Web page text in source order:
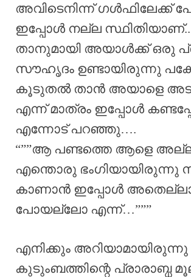
അവിടെനിന്ന് ഗൾഫിലേക്ക്
ഇപ്പോൾ നല്ല
താനുമായി അയാൾക്ക് ഒരു
സൗഹൃദം ഉണ്ടായിരുന്നു
കൂടുതൽ താൻ അയാളെ
എന്ന് മാത്രം ഇപ്പോൾ
എന്നോട് പറഞ്ഞു….
“””ആ പണ്ടത്തെ ആളെ
എന്തൊരു ഭംഗിയായിരുന്നു
കാണാൻ ഇപ്പോൾ
പോയല്ലോ എന്ന്…”””
എനിക്കും അറിയാമായിരുന്നു
കുടുംബത്തിന്റെ പ്രാരാബ്ധ